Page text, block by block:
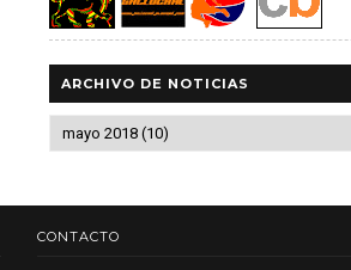
ARCHIVO DE NOTICIAS
CONTACTO